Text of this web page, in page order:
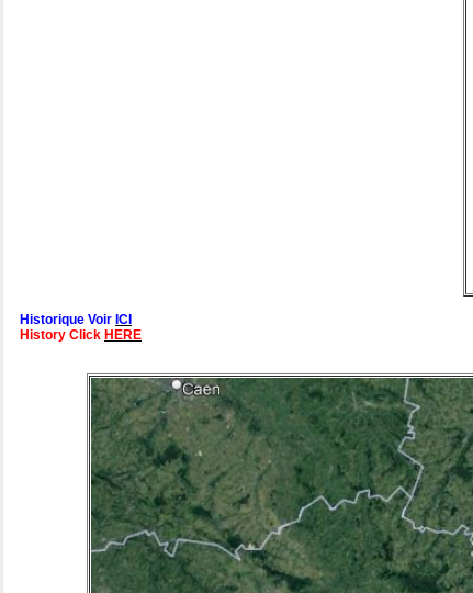
Historique Voir ICI
History Click HERE